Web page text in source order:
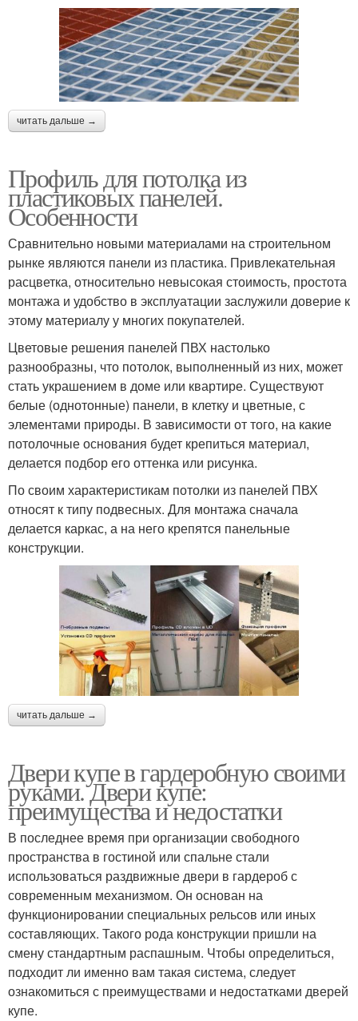
читать дальше →
Профиль для потолка из
пластиковых панелей.
Особенности
Сравнительно новыми материалами на строительном
рынке являются панели из пластика. Привлекательная
расцветка, относительно невысокая стоимость, простота
монтажа и удобство в эксплуатации заслужили доверие к
этому материалу у многих покупателей.
Цветовые решения панелей ПВХ настолько
разнообразны, что потолок, выполненный из них, может
стать украшением в доме или квартире. Существуют
белые (однотонные) панели, в клетку и цветные, с
элементами природы. В зависимости от того, на какие
потолочные основания будет крепиться материал,
делается подбор его оттенка или рисунка.
По своим характеристикам потолки из панелей ПВХ
относят к типу подвесных. Для монтажа сначала
делается каркас, а на него крепятся панельные
конструкции.
читать дальше →
Двери купе в гардеробную своими
руками. Двери купе:
преимущества и недостатки
В последнее время при организации свободного
пространства в гостиной или спальне стали
использоваться раздвижные двери в гардероб с
современным механизмом. Он основан на
функционировании специальных рельсов или иных
составляющих. Такого рода конструкции пришли на
смену стандартным распашным. Чтобы определиться,
подходит ли именно вам такая система, следует
ознакомиться с преимуществами и недостатками дверей
купе.